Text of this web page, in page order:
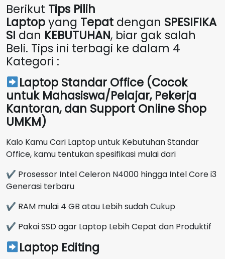
Berikut Tips Pilih
Laptopyang Tepat dengan SPESIFIKA
SI dan KEBUTUHAN, biar gak salah
Beli. Tips ini terbagi ke dalam 4
Kategori :
Laptop Standar Office (Cocok
untuk Mahasiswa/Pelajar, Pekerja
Kantoran, dan Support Online Shop
UMKM)
Kalo Kamu Cari Laptop untuk Kebutuhan Standar
Office, kamu tentukan spesifikasi mulai dari
✔ Prosessor Intel Celeron N4000 hingga Intel Core i3
Generasi terbaru
✔ RAM mulai 4 GB atau Lebih sudah Cukup
✔ Pakai SSD agar Laptop Lebih Cepat dan Produktif
Laptop Editing